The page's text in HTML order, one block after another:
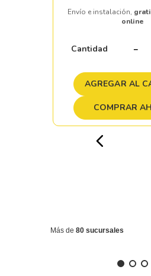
Envío e instalación,
online
Cantidad －
AGREGAR AL
COMPRAR
Más de 80 sucursales